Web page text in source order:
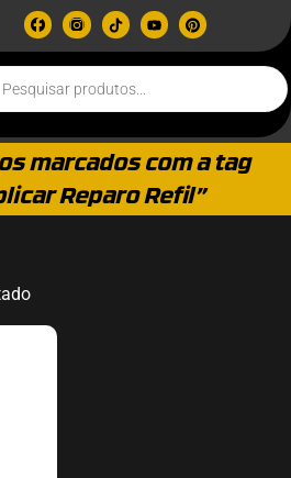
marcados com a tag
Reparo Refil”